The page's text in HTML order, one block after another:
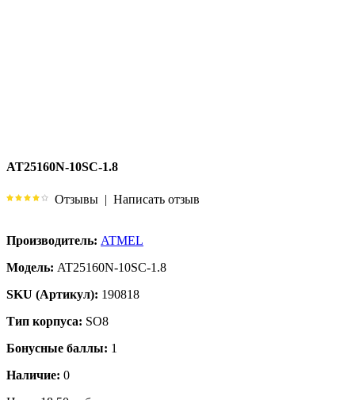
AT25160N-10SC-1.8
Отзывы | Написать отзыв
Производитель: ATMEL
Модель: AT25160N-10SC-1.8
SKU (Артикул): 190818
Тип корпуса: SO8
Бонусные баллы: 1
Наличие: 0